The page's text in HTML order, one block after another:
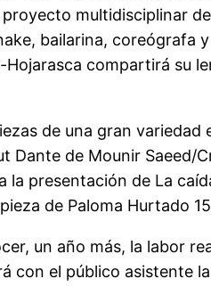
multidisciplinar
bailarina, coreógrafa
compartirá su
de una gran
de Mounir Saeed/
presentación de La
de Paloma Hurtado
un año más, la labor
el público asistente